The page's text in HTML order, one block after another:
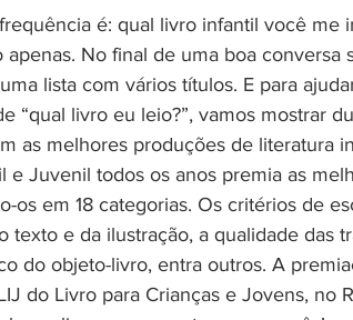
é: qual livro infantil você me
No final de uma boa conversa
lista com vários títulos. E para
“qual livro eu leio?”, vamos mostrar
as melhores produções de literatura
e Juvenil todos os anos premia as
os em 18 categorias. Os critérios de
texto e da ilustração, a qualidade das
do objeto-livro, entra outros. A
do Livro para Crianças e Jovens, no